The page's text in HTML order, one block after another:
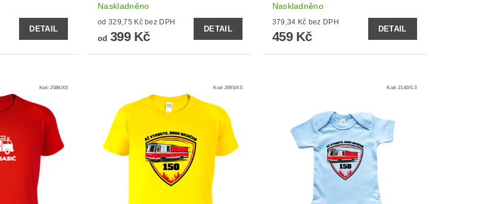
DETAIL
Naskladněno
od 329,75 Kč bez DPH
od 399 Kč
DETAIL
Naskladněno
379,34 Kč bez DPH
459 Kč
DETAIL
Kód:2086/XS Kód: 2095/XS Kód:2140/0-3